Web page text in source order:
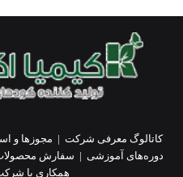
کاتالوگ معرفی شرکت | مجوزها و
دوره‌های آموزشی | سفارش
همکاری با